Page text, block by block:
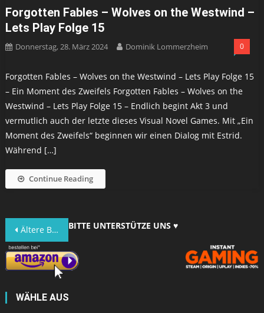
Forgotten Fables – Wolves on the Westwind –
Lets Play Folge 15
Donnerstag, 28. März 2024 Dominik Lommerzheim 0
Forgotten Fables – Wolves on the Westwind – Lets Play Folge 15
– Ein Moment des Zweifels Forgotten Fables – Wolves on the
Westwind – Lets Play Folge 15 – Endlich begint Akt 3 und
vermutlich auch der letzte dieses Visual Novel Games. Mit „Ein
Moment des Zweifels“ beginnen wir einen Dialog mit Estrid.
Während […]
Continue Reading
Beitragsnavigation
Ältere Beiträge BITTE UNTERSTÜTZE UNS ♥
WÄHLE AUS